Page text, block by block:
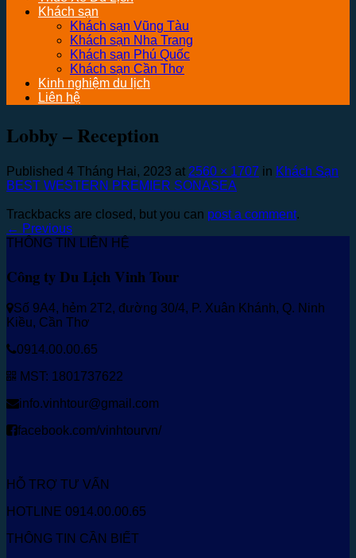
Khách sạn
Khách sạn Vũng Tàu
Khách sạn Nha Trang
Khách sạn Phú Quốc
Khách sạn Cần Thơ
Kinh nghiệm du lịch
Liên hệ
Lobby – Reception
Published 4 Tháng Hai, 2023 at 2560 × 1707 in Khách Sạn
BEST WESTERN PREMIER SONASEA
Trackbacks are closed, but you can post a comment.
← Previous
THÔNG TIN LIÊN HỆ
Công ty Du Lịch Vinh Tour
Số 9A4, hẻm 2T2, đường 30/4, P. Xuân Khánh, Q. Ninh
Kiều, Cần Thơ
0914.00.00.65
MST: 1801737622
info.vinhtour@gmail.com
facebook.com/vinhtourvn/
HỖ TRỢ TƯ VẤN
HOTLINE 0914.00.00.65
THÔNG TIN CẦN BIẾT